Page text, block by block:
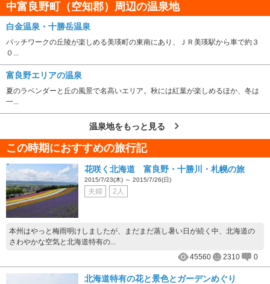
中富良野町（空知郡）周辺の温泉地
白金温泉・十勝岳温泉
パッチワークの丘陵が楽しめる美瑛町の東南にあり、ＪＲ美瑛駅から車で約３
０...
富良野エリアの温泉
夏のラベンダーと丘の風景で名高いエリア。秋には紅葉が楽しめるほか、冬は
一...
温泉地をもっと見る
この時期におすすめの旅行記
花咲く北海道 富良野・十勝川・札幌の旅
2015/7/23(木) ～ 2015/7/26(日)
夫婦 2人
本州はやっと梅雨明けしましたが、まだまだ蒸し暑い日が続く中、北海道の
さわやかな空気と北海道特有の...
45560
2310 0
北海道特有の花と景色とガーデンめぐり